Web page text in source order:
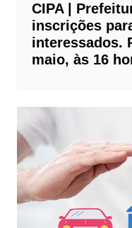
CIPA |
inscrições
interessados.
maio, às 16